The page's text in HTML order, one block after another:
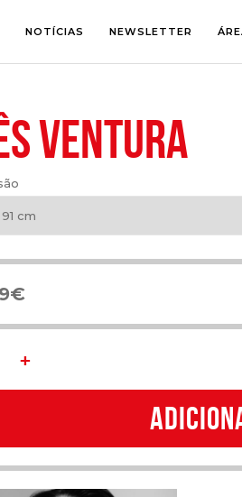
FOTOGRAFIA
ILUSTRAÇÃO
LINE ART
NOTÍCIAS NEWSLETTER
VENTURA
91 cm
€